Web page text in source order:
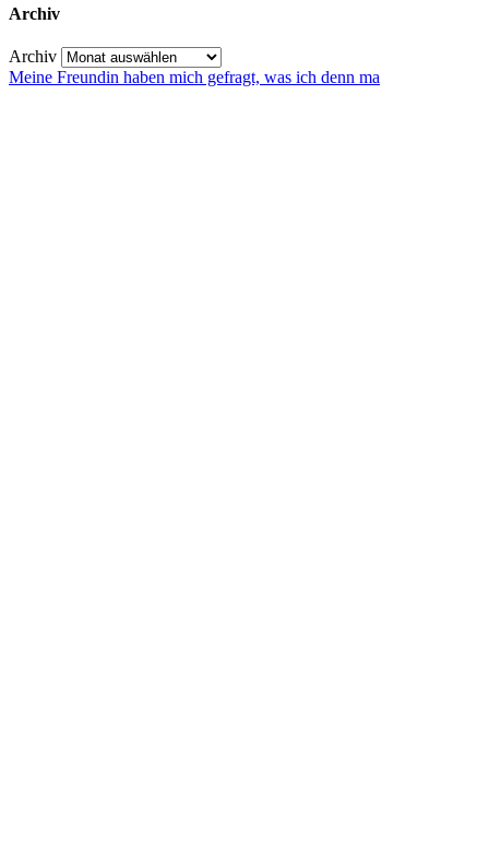
Archiv
Archiv
Meine Freundin haben mich gefragt, was ich denn ma